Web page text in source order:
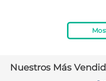
Nuestros Más